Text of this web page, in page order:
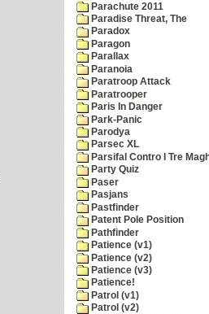
Parachute 2011
Paradise Threat, The
Paradox
Paragon
Parallax
Paranoia
Paratroop Attack
Paratrooper
Paris In Danger
Park-Panic
Parodya
Parsec XL
Parsifal Contro I Tre
Party Quiz
Paser
Pasjans
Pastfinder
Patent Pole Position
Pathfinder
Patience (v1)
Patience (v2)
Patience (v3)
Patience!
Patrol (v1)
Patrol (v2)